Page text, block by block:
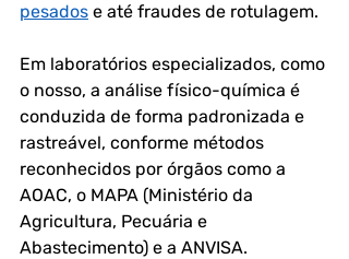
pesados e até fraudes de rotulagem.
Em laboratórios especializados, como
o nosso, a análise físico-química é
conduzida de forma padronizada e
rastreável, conforme métodos
reconhecidos por órgãos como a
AOAC, o MAPA (Ministério da
Agricultura, Pecuária e
Abastecimento) e a ANVISA.